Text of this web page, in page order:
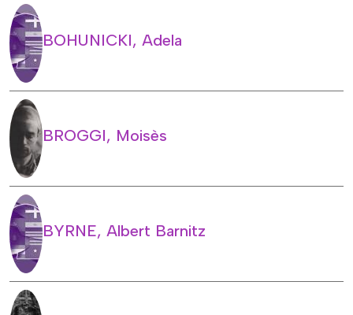
BOHUNICKI, Adela
BROGGI, Moisès
BYRNE, Albert Barnitz